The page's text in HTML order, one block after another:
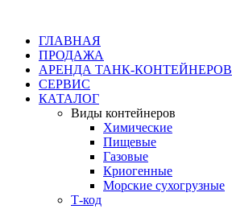
ГЛАВНАЯ
ПРОДАЖА
АРЕНДА ТАНК-КОНТЕЙНЕРОВ
СЕРВИС
КАТАЛОГ
Виды контейнеров
Химические
Пищевые
Газовые
Криогенные
Морские сухогрузные
Т-код